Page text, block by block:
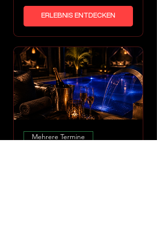
ERLEBNIS ENTDECKEN
Mehrere Termine